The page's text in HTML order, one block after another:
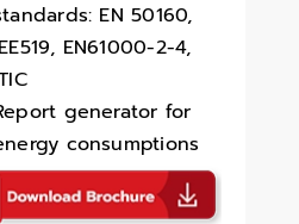
EN 50160,
EN61000-2-4,
generator for
consumptions